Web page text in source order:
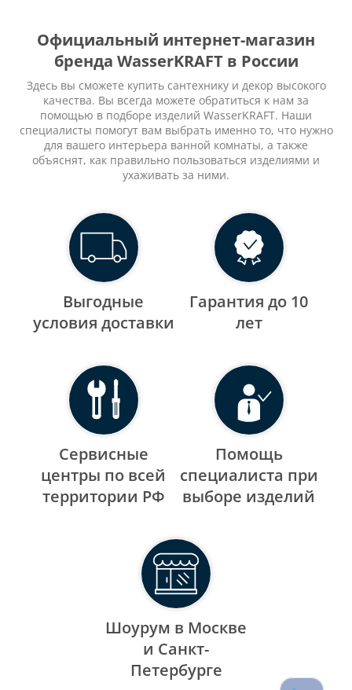
Официальный интернет-магазин
бренда WasserKRAFT в России
Здесь вы сможете купить сантехнику и декор высокого
качества. Вы всегда можете обратиться к нам за
помощью в подборе изделий WasserKRAFT. Наши
специалисты помогут вам выбрать именно то, что нужно
для вашего интерьера ванной комнаты, а также
объяснят, как правильно пользоваться изделиями и
ухаживать за ними.
Выгодные
уcловия доставки
Гарантия до 10
лет
Сервисные
центры по всей
территории РФ
Помощь
специалиста при
выборе изделий
Шоурум в Москве
и Санкт-
Петербурге